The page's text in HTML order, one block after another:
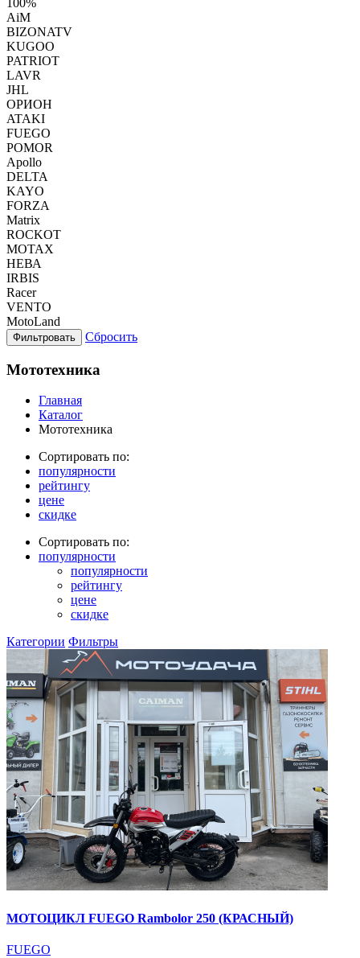
100%
AiM
BIZONATV
KUGOO
PATRIOT
LAVR
JHL
ОРИОН
ATAKI
FUEGO
POMOR
Apollo
DELTA
KAYO
FORZA
Matrix
ROCKOT
MOTAX
НЕВА
IRBIS
Racer
VENTO
MotoLand
Фильтровать Сбросить
Мототехника
Главная
Каталог
Мототехника
Сортировать по:
популярности
рейтингу
цене
скидке
Сортировать по:
популярности
популярности
рейтингу
цене
скидке
Категории Фильтры
МОТОЦИКЛ FUEGO Rambolor 250 (КРАСНЫЙ)
FUEGO